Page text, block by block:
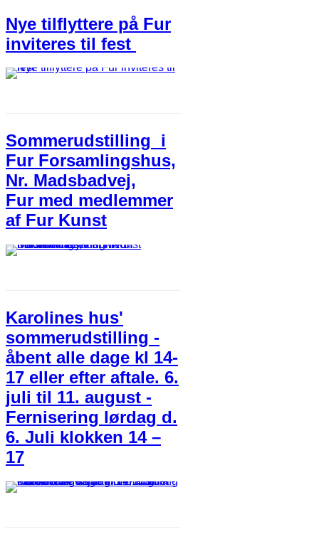
Nye tilflyttere på Fur
inviteres til fest
Sommerudstilling i
Fur Forsamlingshus,
Nr. Madsbadvej,
Fur med medlemmer
af Fur Kunst
Karolines hus'
sommerudstilling -
åbent alle dage kl 14-
17 eller efter aftale. 6.
juli til 11. august -
Fernisering lørdag d.
6. Juli klokken 14 –
17